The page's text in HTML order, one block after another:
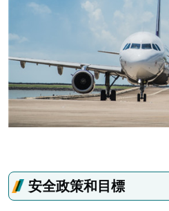
安全政策和目標